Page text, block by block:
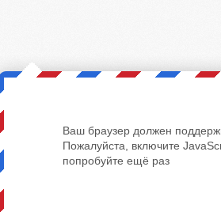
Ваш браузер должен
Пожалуйста, включите
попробуйте ещё раз